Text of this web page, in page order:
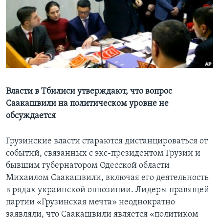
Learning English
СОЦИАЛЬНЫЕ СЕТИ
Языки
Власти в Тбилиси утверждают, что вопрос
Саакашвили на политическом уровне не
обсуждается
Грузинские власти стараются дистанцироваться от
событий, связанных с экс-президентом Грузии и
бывшим губернатором Одесской области
Михаилом Саакашвили, включая его деятельность
в рядах украинской оппозиции. Лидеры правящей
партии «Грузинская мечта» неоднократно
заявляли, что Саакашвили является «политиком